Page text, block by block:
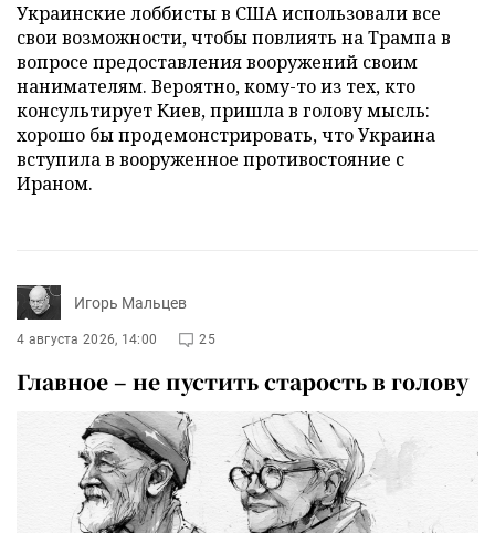
Украинские лоббисты в США использовали все
свои возможности, чтобы повлиять на Трампа в
вопросе предоставления вооружений своим
нанимателям. Вероятно, кому-то из тех, кто
консультирует Киев, пришла в голову мысль:
хорошо бы продемонстрировать, что Украина
вступила в вооруженное противостояние с
Ираном.
Игорь Мальцев
4 августа 2026, 14:00 25
Главное – не пустить старость в голову